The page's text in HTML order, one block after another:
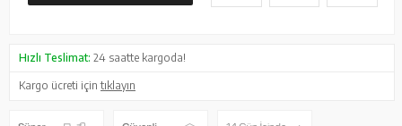
Hızlı Teslimat: 24 saatte kargoda!
Kargo ücreti içintıklayın